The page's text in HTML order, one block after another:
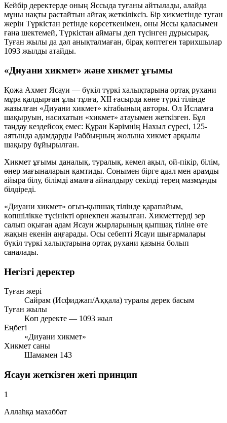
Кейбір деректерде оның Яссыда туғаны айтылады, алайда
мұны нақты растайтын айғақ жеткіліксіз. Бір хикметінде туған
жерін Түркістан ретінде көрсеткенімен, оны Яссы қаласымен
ғана шектемей, Түркістан аймағы деп түсінген дұрысырақ.
Туған жылы да дәл анықталмаған, бірақ көптеген тарихшылар
1093 жылды атайды.
«Диуани хикмет» және хикмет ұғымы
Қожа Ахмет Ясауи — бүкіл түркі халықтарына ортақ рухани
мұра қалдырған ұлы тұлға, XII ғасырда көне түркі тілінде
жазылған «Диуани хикмет» кітабының авторы. Ол Исламға
шақыруын, насихатын «хикмет» атауымен жеткізген. Бұл
таңдау кездейсоқ емес: Құран Кәрімнің Нахыл сүресі, 125-
аятында адамдарды Раббыңның жолына хикмет арқылы
шақыру бұйырылған.
Хикмет ұғымы даналық, туралық, кемел ақыл, ой-пікір, білім,
өнер мағыналарын қамтиды. Сонымен бірге адал мен арамды
айыра білу, білімді амалға айналдыру секілді терең мазмұнды
білдіреді.
«Диуани хикмет» оғыз-қыпшақ тілінде қарапайым,
көпшілікке түсінікті өрнекпен жазылған. Хикметтерді зер
салып оқыған адам Ясауи жырларының қыпшақ тіліне өте
жақын екенін аңғарады. Осы себепті Ясауи шығармалары
бүкіл түркі халықтарына ортақ рухани қазына болып
саналады.
Негізгі деректер
Туған жері
Сайрам (Исфиджап/Аққала) туралы дерек басым
Туған жылы
Көп деректе — 1093 жыл
Еңбегі
«Диуани хикмет»
Хикмет саны
Шамамен 143
Ясауи жеткізген жеті принцип
1
Аллаһқа махаббат